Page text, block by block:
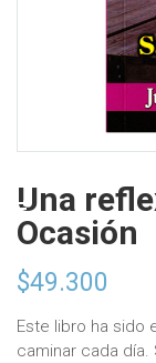
Una
Ocasión
$49.300
Este libro ha sido
caminar cada